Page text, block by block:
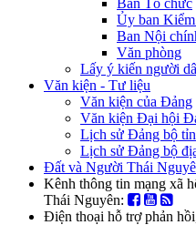
Ủy ban Kiểm
Ban Nội
Văn phòng
Lấy ý kiến người
Văn kiện - Tư liệu
Văn kiện của Đảng
Văn kiện Đại hội
Lịch sử Đảng bộ
Lịch sử Đảng bộ
Đất và Người Thái
Kênh thông tin mạng xã
Thái Nguyên:
Điện thoại hỗ trợ phản